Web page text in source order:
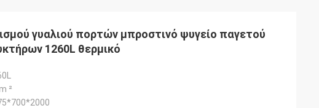
γυαλιού πορτών μπροστινό ψυγείο παγετού
1260L θερμικό
²